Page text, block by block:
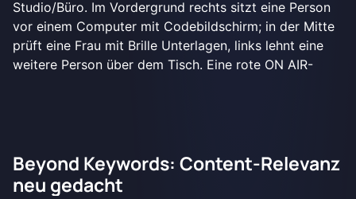
Beyond Keywords: Content-Relevanz
neu gedacht